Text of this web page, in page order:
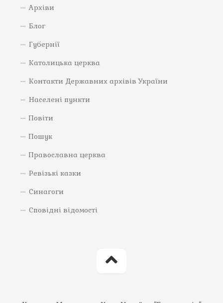
Архіви
Блог
Губернії
Католицька церква
Контакти Державних архівів України
Населені пункти
Повіти
Пошук
Православна церква
Ревізькі казки
Синагоги
Сповідні відомості